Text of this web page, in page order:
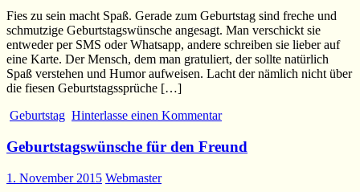
Fies zu sein macht Spaß. Gerade zum Geburtstag sind freche und
schmutzige Geburtstagswünsche angesagt. Man verschickt sie
entweder per SMS oder Whatsapp, andere schreiben sie lieber auf
eine Karte. Der Mensch, dem man gratuliert, der sollte natürlich
Spaß verstehen und Humor aufweisen. Lacht der nämlich nicht über
die fiesen Geburtstagssprüche […]
Geburtstag Hinterlasse einen Kommentar
Geburtstagswünsche für den Freund
1. November 2015 Webmaster